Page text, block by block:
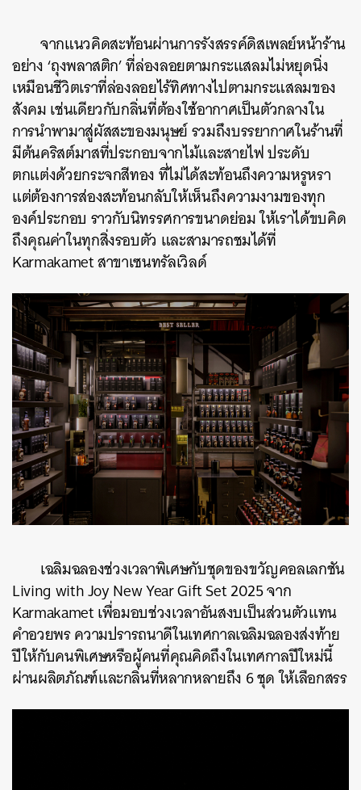
จากแนวคิดสะท้อนผ่านการรังสรรค์ดิสเพลย์หน้าร้าน
อย่าง ‘ถุงพลาสติก’ ที่ล่องลอยตามกระแสลมไม่หยุดนิ่ง
เหมือนชีวิตเราที่ล่องลอยไร้ทิศทางไปตามกระแสลมของ
สังคม เช่นเดียวกับกลิ่นที่ต้องใช้อากาศเป็นตัวกลางใน
การนำพามาสู่ผัสสะของมนุษย์ รวมถึงบรรยากาศในร้านที่
มีต้นคริสต์มาสที่ประกอบจากไม้และสายไฟ ประดับ
ตกแต่งด้วยกระจกสีทอง ที่ไม่ได้สะท้อนถึงความหรูหรา
แต่ต้องการส่องสะท้อนกลับให้เห็นถึงความงามของทุก
องค์ประกอบ ราวกับนิทรรศการขนาดย่อม ให้เราได้ขบคิด
ถึงคุณค่าในทุกสิ่งรอบตัว และสามารถชมได้ที่
Karmakamet สาขาเซนทรัลเวิลด์
เฉลิมฉลองช่วงเวลาพิเศษกับชุดของขวัญคอลเลกชัน
Living with Joy New Year Gift Set 2025 จาก
Karmakametเพื่อมอบช่วงเวลาอันสงบเป็นส่วนตัวแทน
คําอวยพร ความปรารถนาดีในเทศกาลเฉลิมฉลองส่งท้าย
ปีให้กับคนพิเศษหรือผู้คนที่คุณคิดถึงในเทศกาลปีใหม่นี้
ผ่านผลิตภัณฑ์และกลิ่นที่หลากหลายถึง 6 ชุด ให้เลือกสรร
ค้นหา